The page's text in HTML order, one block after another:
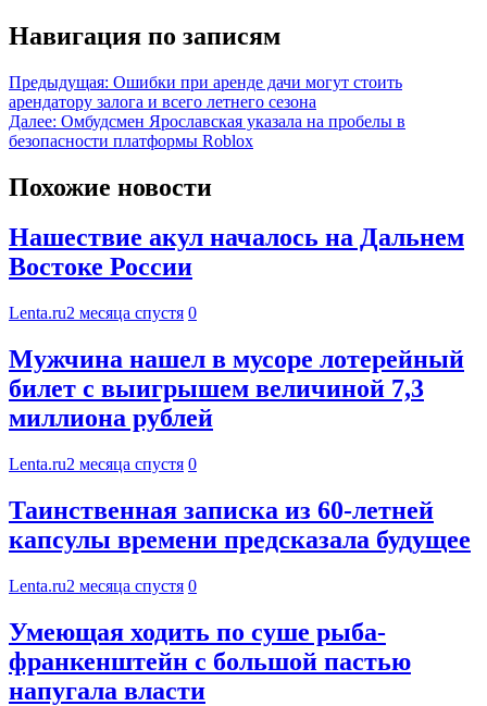
Навигация по записям
Предыдущая: Ошибки при аренде дачи могут стоить
арендатору залога и всего летнего сезона
Далее: Омбудсмен Ярославская указала на пробелы в
безопасности платформы Roblox
Похожие новости
Нашествие акул началось на Дальнем
Востоке России
Lenta.ru2 месяца спустя 0
Мужчина нашел в мусоре лотерейный
билет с выигрышем величиной 7,3
миллиона рублей
Lenta.ru2 месяца спустя 0
Таинственная записка из 60-летней
капсулы времени предсказала будущее
Lenta.ru2 месяца спустя 0
Умеющая ходить по суше рыба-
франкенштейн с большой пастью
напугала власти